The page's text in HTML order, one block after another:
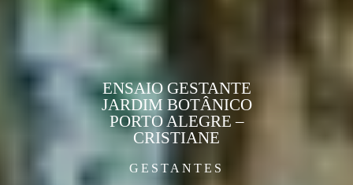
GESTANTES
ENSAIO GESTANTE
JARDIM BOTÂNICO
PORTO ALEGRE –
CRISTIANE